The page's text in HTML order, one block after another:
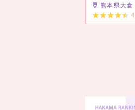
熊本県大倉